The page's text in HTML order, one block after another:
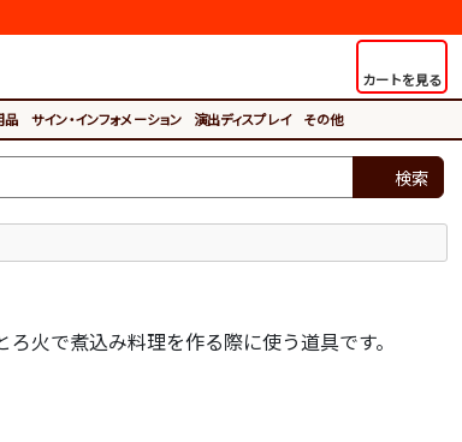
カートを見る
品 サイン・インフォメーション 演出ディスプレイ その他
検索
火で煮込み料理を作る際に使う道具です。